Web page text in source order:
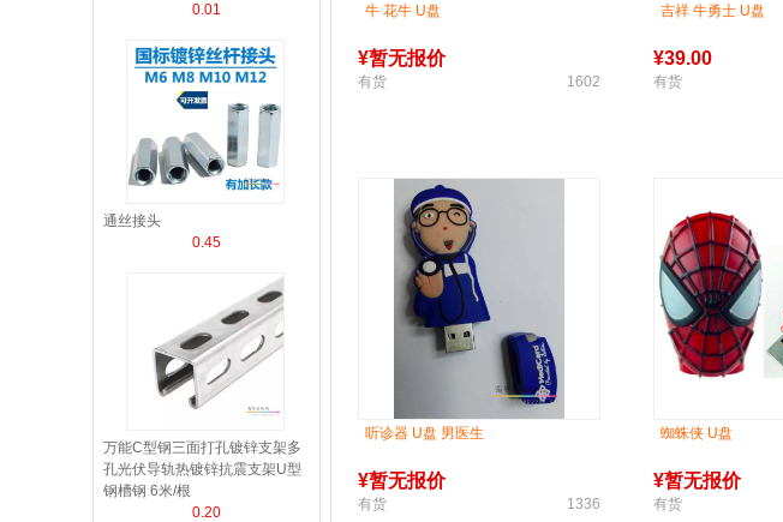
0.01
通丝接头
0.45
万能C型钢三面打孔镀锌支架多
孔光伏导轨热镀锌抗震支架U型
钢槽钢 6米/根
0.20
牛 花牛 U盘
¥暂无报价
有货 1602
吉祥 牛勇士 U盘
¥39.00
有货
听诊器 U盘 男医生
¥暂无报价
有货 1336
蜘蛛侠 U盘
¥暂无报价
有货